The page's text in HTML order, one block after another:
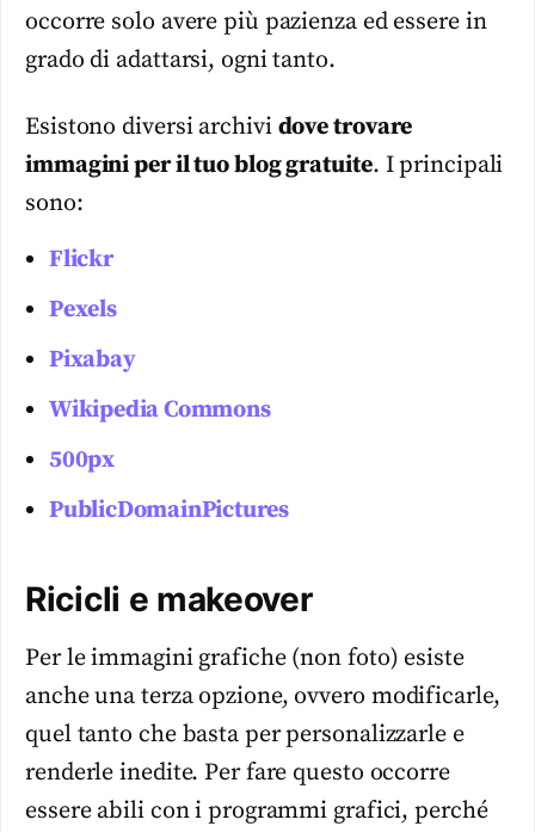
occorre solo avere più pazienza ed essere in
grado di adattarsi, ogni tanto.
Esistono diversi archivi dove trovare
immagini per il tuo blog gratuite. I principali
sono:
Flickr
Pexels
Pixabay
Wikipedia Commons
500px
PublicDomainPictures
Ricicli e makeover
Per le immagini grafiche (non foto) esiste
anche una terza opzione, ovvero modificarle,
quel tanto che basta per personalizzarle e
renderle inedite. Per fare questo occorre
essere abili con i programmi grafici, perché